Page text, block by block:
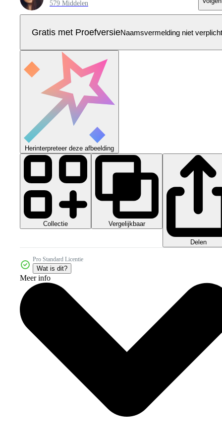
579 Middelen
Gratis met ProefversieNaamsvermelding niet verplicht
Herinterpreteer deze afbeelding
Collectie Vergelijkbaar
Delen
Pro Standard Licentie
Wat is dit?
Meer info